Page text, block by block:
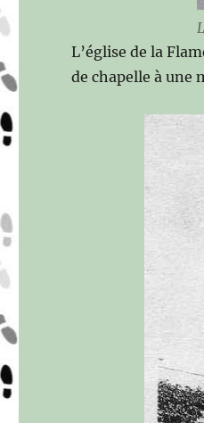
L’église de la
de chapelle à une